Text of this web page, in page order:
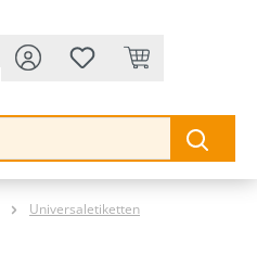
Universaletiketten